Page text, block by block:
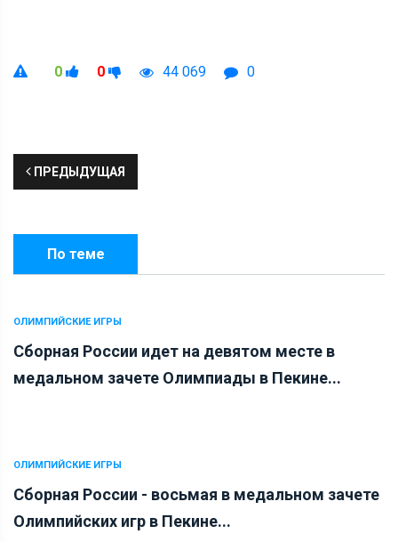
0 0 44 069 0
ПРЕДЫДУЩАЯ
По теме
ОЛИМПИЙСКИЕ ИГРЫ
Сборная России идет на девятом месте в
медальном зачете Олимпиады в Пекине...
ОЛИМПИЙСКИЕ ИГРЫ
Сборная России - восьмая в медальном зачете
Олимпийских игр в Пекине...